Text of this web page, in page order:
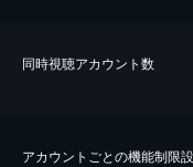
同時視聴アカウント数
アカウントごとの機能制限